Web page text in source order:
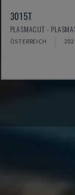
3015T
PLASMACUT -
ÖSTERREICH